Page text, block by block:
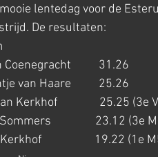
lentedag voor de
De resultaten:
Coenegracht          31.26
van Haare          25.26
Kerkhof               25.25 (3e
23.12 (3e
19.22 (1e